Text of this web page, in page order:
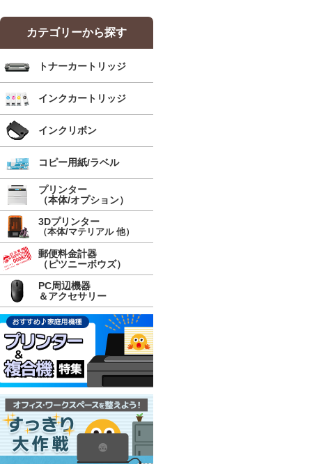
カテゴリーから探す
トナーカートリッジ
インクカートリッジ
インクリボン
コピー用紙/ラベル
プリンター
（本体/オプション）
3Dプリンター
（本体/マテリアル 他）
郵便料金計器
（ピツニーボウズ）
PC周辺機器
＆アクセサリー